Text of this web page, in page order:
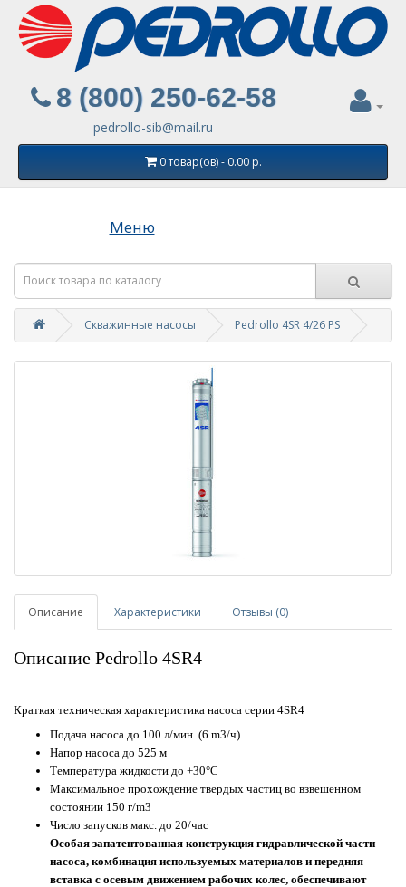
8 (800) 250-62-58
pedrollo-sib@mail.ru
0 товар(ов) - 0.00 р.
Меню
Скважинные насосы Pedrollo 4SR 4/26 PS
Описание Характеристики Отзывы (0)
Описание Pedrollo 4SR4
Краткая техническая характеристика насоса серии 4SR4
Подача насоса до 100 л/мин. (6 m3/ч)
Напор насоса до 525 м
Температура жидкости до +30°C
Максимальное прохождение твердых частиц во взвешенном
состоянии 150 г/m3
Число запусков макс. до 20/час
Особая запатентованная конструкция гидравлической части
насоса, комбинация используемых материалов и передняя
вставка с осевым движением рабочих колес, обеспечивают